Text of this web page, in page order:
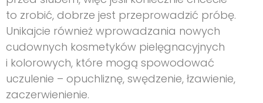
to zrobić, dobrze jest przeprowadzić próbę.
Unikajcie również wprowadzania nowych
cudownych kosmetyków pielęgnacyjnych
i kolorowych, które mogą spowodować
uczulenie – opuchliznę, swędzenie, łzawienie,
zaczerwienienie.